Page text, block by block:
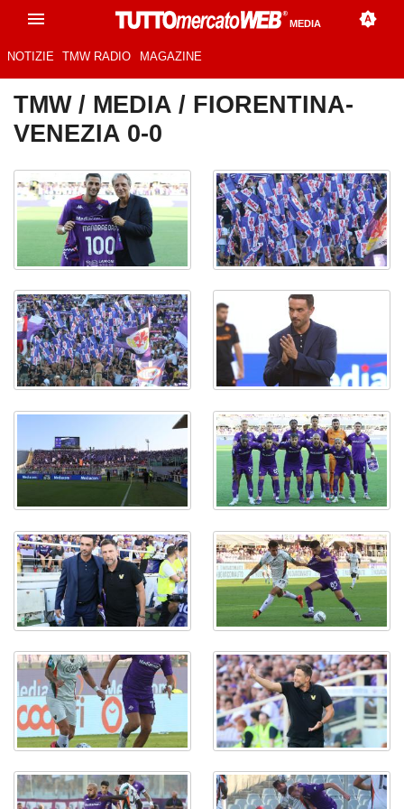
MEDIA
NOTIZIE TMW RADIO MAGAZINE
TMW/ MEDIA / FIORENTINA-
VENEZIA 0-0